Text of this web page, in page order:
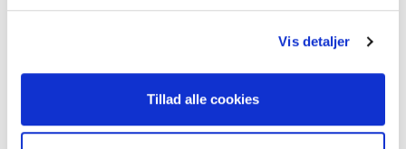
Vis detaljer
Tillad alle cookies